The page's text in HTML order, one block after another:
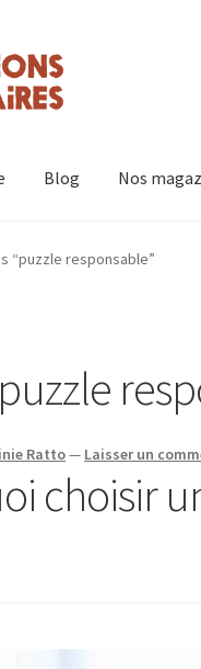
Blog Nos
“puzzle responsable”
puzzle
Ratto— Laisser un
choisir